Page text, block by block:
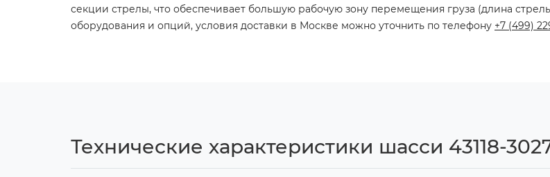
секции стрелы, что обеспечивает большую рабочую зону перемещения груза (длина
оборудования и опций, условия доставки в Москве можно уточнить по телефону +7 (499)
Технические характеристики шасси 43118-